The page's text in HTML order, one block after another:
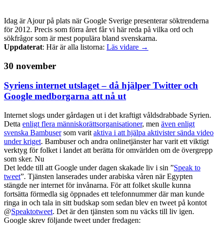
Idag är Ajour på plats när Google Sverige presenterar söktrenderna
för 2012. Precis som förra året får vi här reda på vilka ord och
sökfrågor som är mest populära bland svenskarna.
Uppdaterat: Här är alla listorna: Läs vidare →
30 november
Syriens internet utslaget – då hjälper Twitter och
Google medborgarna att nå ut
Internet slogs under gårdagen ut i det kraftigt våldsdrabbade Syrien.
Detta enligt flera människorättsorganisationer, men även enligt
svenska Bambusersom varit aktiva i att hjälpa aktivister sända video
under kriget. Bambuser och andra onlinetjänster har varit ett viktigt
verktyg för folket i landet att berätta för omvärlden om de övergrepp
som sker. Nu
Det ledde till att Google under dagen skakade liv i sin ”Speak to
tweet”. Tjänsten lanserades under arabiska våren när Egypten
stängde ner internet för invånarna. För att folket skulle kunna
fortsätta förmedla sig öppnades ett telefonnummer där man kunde
ringa in och tala in sitt budskap som sedan blev en tweet på kontot
@Speaktotweet. Det är den tjänsten som nu väcks till liv igen.
Google skrev följande tweet under fredagen: